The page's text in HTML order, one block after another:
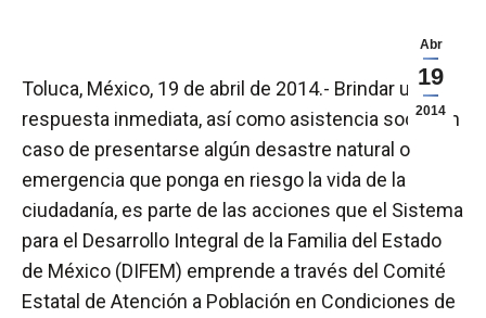
Abr
19
2014
Toluca, México, 19 de abril de 2014.- Brindar una
respuesta inmediata, así como asistencia social en
caso de presentarse algún desastre natural o
emergencia que ponga en riesgo la vida de la
ciudadanía, es parte de las acciones que el Sistema
para el Desarrollo Integral de la Familia del Estado
de México (DIFEM) emprende a través del Comité
Estatal de Atención a Población en Condiciones de